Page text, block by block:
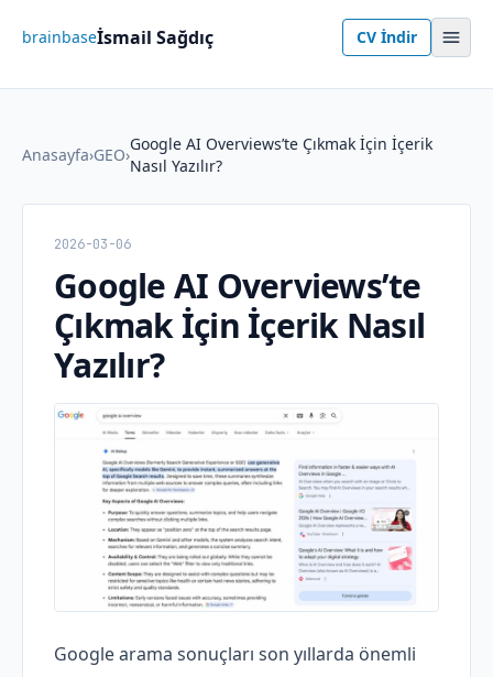
brainbaseİsmail Sağdıç CV İndir
Anasayfa›GEO›
Google AI Overviews’te Çıkmak İçin İçerik
Nasıl Yazılır?
2026-03-06
Google AI Overviews’te
Çıkmak İçin İçerik Nasıl
Yazılır?
Google arama sonuçları son yıllarda önemli